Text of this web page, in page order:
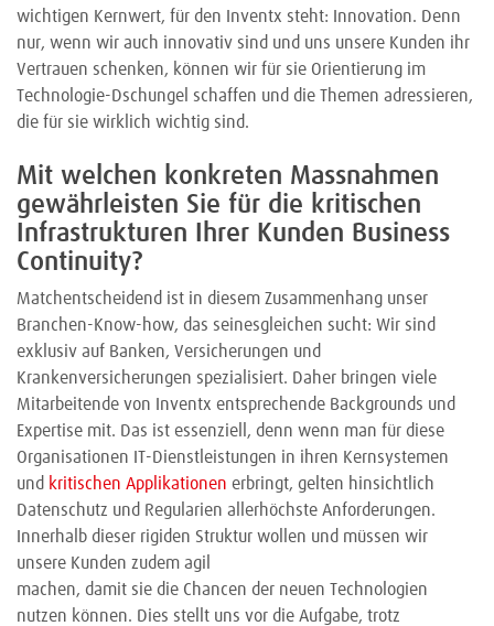
wichtigen Kernwert, für den Inventx steht: Innovation. Denn
nur, wenn wir auch innovativ sind und uns unsere Kunden ihr
Vertrauen schenken, können wir für sie Orientierung im
Technologie-Dschungel schaffen und die Themen adressieren,
die für sie wirklich wichtig sind.
Mit welchen konkreten Massnahmen
gewährleisten Sie für die kritischen
Infrastrukturen Ihrer Kunden Business
Continuity?
Matchentscheidend ist in diesem Zusammenhang unser
Branchen-Know-how, das seinesgleichen sucht: Wir sind
exklusiv auf Banken, Versicherungen und
Krankenversicherungen spezialisiert. Daher bringen viele
Mitarbeitende von Inventx entsprechende Backgrounds und
Expertise mit. Das ist essenziell, denn wenn man für diese
Organisationen IT-Dienstleistungen in ihren Kernsystemen
und kritischen Applikationen erbringt, gelten hinsichtlich
Datenschutz und Regularien allerhöchste Anforderungen.
Innerhalb dieser rigiden Struktur wollen und müssen wir
unsere Kunden zudem agil
machen, damit sie die Chancen der neuen Technologien
nutzen können. Dies stellt uns vor die Aufgabe, trotz